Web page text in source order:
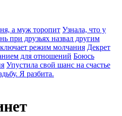
а муж торопит Узнала, что у
при друзьях назвал другим
режим молчания Декрет
для отношений Боюсь
Упустила свой шанс на счастье
Я разбита.